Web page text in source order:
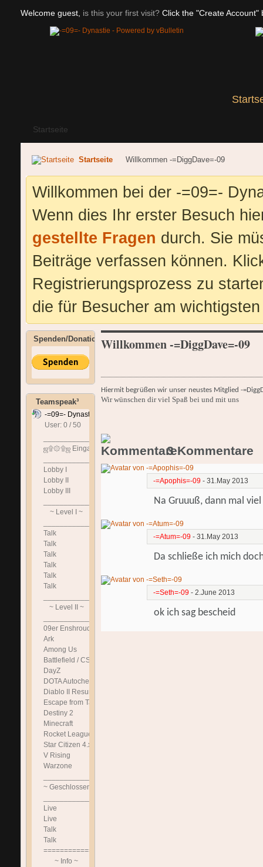
Welcome guest, is this your first visit? Click the "Create Account"
Startseite
Startseite Willkommen -=DiggDave=-09
Willkommen bei der -=09=-
Wenn dies Ihr erster Besuch
gestellte Fragen durch. Sie
Beiträge verfassen können.
Registrierungsprozess zu
die für Besucher am
Spenden/Donation
Teamspeak³
-=09=- Dynastie
User: 0 / 50
______________________________
ஜ۩۞۩ஜ Eingangshalle ஜ۩۞۩ஜ
Lobby I
Lobby II
Lobby III
______________________________
~ Level I ~
______________________________
Talk
Talk
Talk
Talk
Talk
Talk
______________________________
~ Level II ~
______________________________
09er Enshrouded
Ark
Among Us
Battlefield / CS
DayZ
DOTA Autochess
Diablo II Resurrected
Escape from Tarkov
Destiny 2
Minecraft
Rocket League
Star Citizen 4.x.x DE
V Rising
Warzone
~ Geschlossen ~
Live
Live
Talk
Talk
==============================
~ Info ~
Willkommen -=DiggDave=-09
Hiermit begrüßen wir unser neustes Mitglied -
Wir wünschen dir viel Spaß bei und mit uns
3 Kommentare
-=Apophis=-09 - 31.May 2013
Na Gruuuß, dann mal
-=Atum=-09 - 31.May 2013
Da schließe ich mich
-=Seth=-09 - 2.June 2013
ok ich sag bescheid